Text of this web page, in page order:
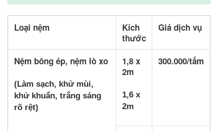
Loại nệm
Kích
thước
Giá dịch vụ
Nệm bông ép, nệm lò xo
(Làm sạch, khử mùi,
khử khuẩn, trắng sáng
rõ rệt)
1,8 x
2m
1,6 x
2m
300.000/tấm